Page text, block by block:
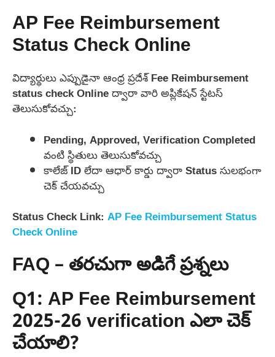
AP Fee Reimbursement
Status Check Online
విద్యార్థులు ఎప్పుడైనా ఆంధ్ర ప్రదేశ్ Fee Reimbursement
status check Online ద్వారా వారి అప్లికేషన్ స్టేటస్
తెలుసుకోవచ్చు:
Pending, Approved, Verification Completed
వంటి స్థితులు తెలుసుకోవచ్చు
కాలేజ్ ID లేదా ఆధార్ కార్డు ద్వారా Status సులభంగా
చెక్ చేయవచ్చు
Status Check Link: AP Fee Reimbursement Status
Check Online
FAQ – తరచుగా అడిగే ప్రశ్నలు
Q1: AP Fee Reimbursement
2025-26 verification ఎలా చెక్
చేయాలి?